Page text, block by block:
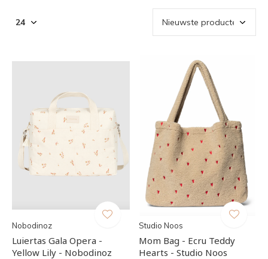
Nobodinoz
Luiertas Gala Opera -
Yellow Lily - Nobodinoz
Studio Noos
Mom Bag - Ecru Teddy
Hearts - Studio Noos